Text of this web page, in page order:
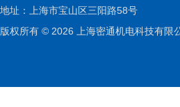
地址：上海市宝山区三阳路58号
版权所有 © 2026 上海密通机电科技有限